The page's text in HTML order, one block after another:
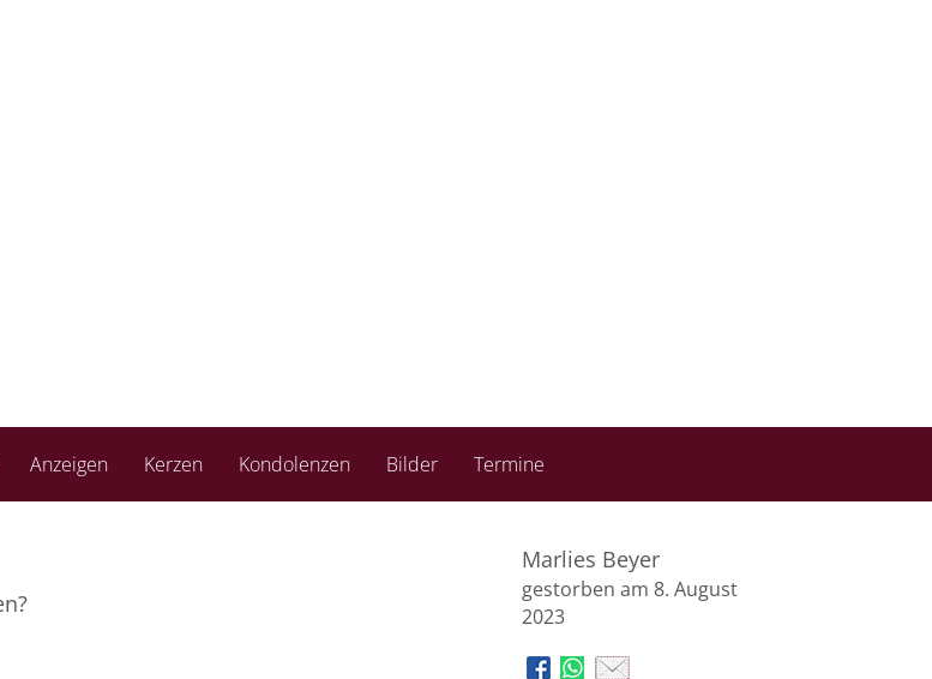
Anzeigen Kerzen Kondolenzen Bilder Termine
Marlies Beyer
gestorben am 8. August
2023